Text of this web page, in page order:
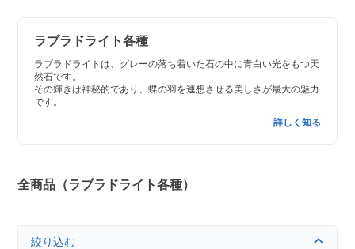
ラブラドライト各種
ラブラドライトは、グレーの落ち着いた石の中に青白い光をもつ天
然石です。
その輝きは神秘的であり、蝶の羽を連想させる美しさが最大の魅力
です。
詳しく知る
全商品（ラブラドライト各種）
絞り込む